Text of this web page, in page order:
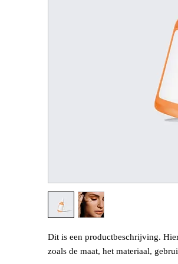
Dit is een productbeschrijving.
zoals de maat, het materiaal,